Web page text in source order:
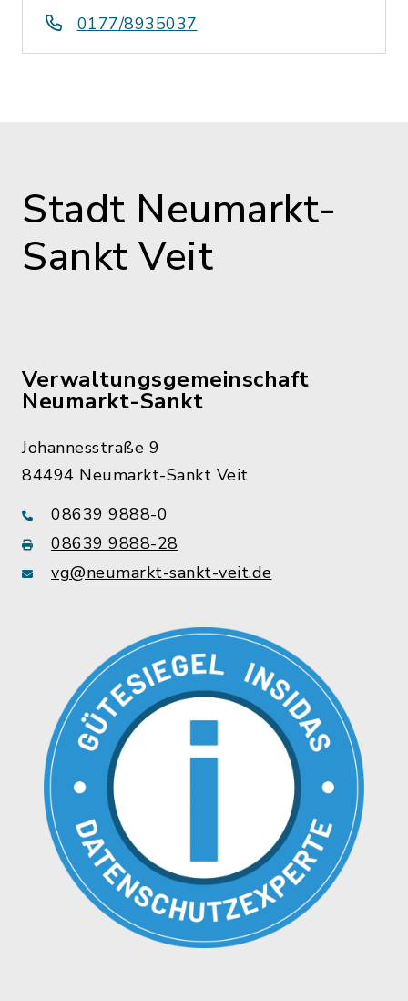
0177/8935037
Stadt Neumarkt-
Sankt Veit
Verwaltungsgemeinschaft
Neumarkt-Sankt
Johannesstraße 9
84494 Neumarkt-Sankt Veit
08639 9888-0
08639 9888-28
vg@neumarkt-sankt-veit.de